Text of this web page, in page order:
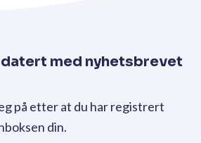
med nyhetsbrevet
på etter at du har registrert
din.